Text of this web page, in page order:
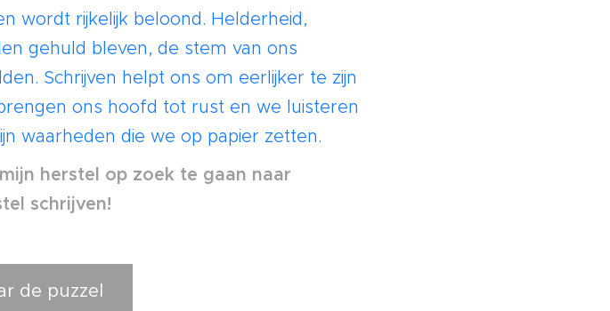
wordt rijkelijk beloond. Helderheid,
gehuld bleven, de stem van ons
Schrijven helpt ons om eerlijker te zijn
ons hoofd tot rust en we luisteren
waarheden die we op papier zetten.
herstel op zoek te gaan naar
schrijven!
de puzzel